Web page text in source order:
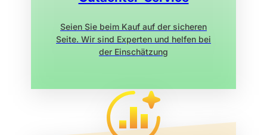
Seien Sie beim Kauf auf der sicheren
Seite. Wir sind Experten und helfen bei
der Einschätzung